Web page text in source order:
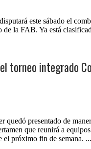
este sábado el
la FAB. Ya está
torneo integrado
quedó presentado de
que reunirá a
el próximo fin de semana. ...